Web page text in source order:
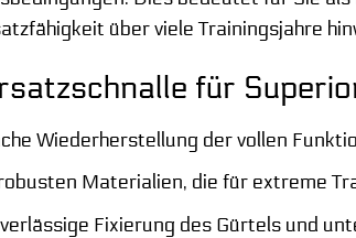
über viele Trainingsjahre
für
Wiederherstellung der vollen
Materialien, die für extreme
Fixierung des Gürtels und